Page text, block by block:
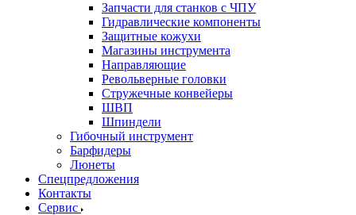
Запчасти для станков с ЧПУ
Гидравлические компоненты
Защитные кожухи
Магазины инструмента
Направляющие
Револьверные головки
Стружечные конвейеры
ШВП
Шпиндели
Гибочный инструмент
Барфидеры
Люнеты
Спецпредложения
Контакты
Сервис